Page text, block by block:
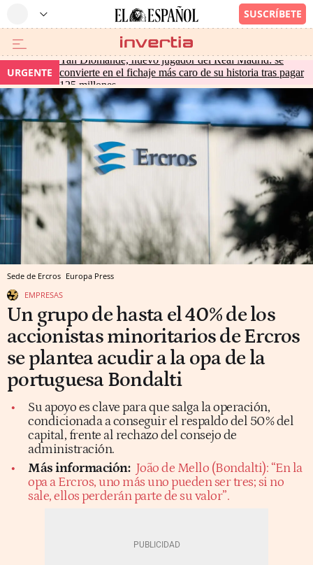
URGENTE
Yan Diomande, nuevo jugador del Real Madrid: se
convierte en el fichaje más caro de su historia tras pagar
125 millones
Sede de Ercros Europa Press
EMPRESAS
Un grupo de hasta el 40% de los
accionistas minoritarios de Ercros
se plantea acudir a la opa de la
portuguesa Bondalti
Su apoyo es clave para que salga la operación,
condicionada a conseguir el respaldo del 50% del
capital, frente al rechazo del consejo de
administración.
Más información: João de Mello (Bondalti): “En la
opa a Ercros, uno más uno pueden ser tres; si no
sale, ellos perderán parte de su valor”.